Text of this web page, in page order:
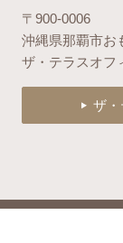
〒900-0006
沖縄県那覇市
ザ・テラスオフ
ザ・